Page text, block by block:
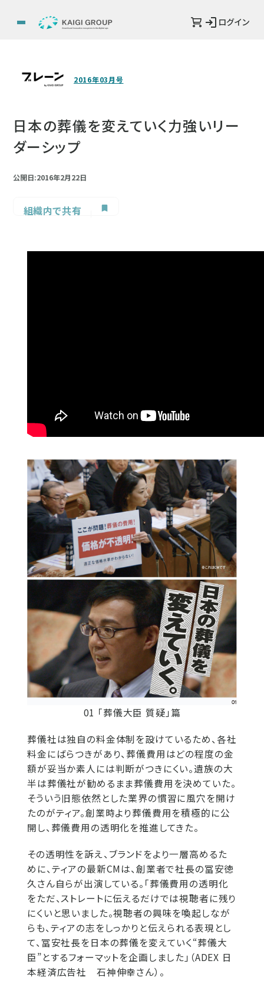
ログイン
2016年03月号
日本の葬儀を変えていく力強いリー
ダーシップ
公開日:2016年2月22日
組織内で共有
01 「葬儀大臣 質疑」篇
葬儀社は独自の料金体制を設けているため、各社
料金にばらつきがあり、葬儀費用はどの程度の金
額が妥当か素人には判断がつきにくい。遺族の大
半は葬儀社が勧めるまま葬儀費用を決めていた。
そういう旧態依然とした業界の慣習に風穴を開け
たのがティア。創業時より葬儀費用を積極的に公
開し、葬儀費用の透明化を推進してきた。
その透明性を訴え、ブランドをより一層高めるた
めに、ティアの最新CMは、創業者で社長の冨安徳
久さん自らが出演している。「葬儀費用の透明化
をただ、ストレートに伝えるだけでは視聴者に残り
にくいと思いました。視聴者の興味を喚起しなが
らも、ティアの志をしっかりと伝えられる表現とし
て、冨安社長を日本の葬儀を変えていく“葬儀大
臣”とするフォーマットを企画しました」（ADEX 日
本経済広告社 石神伸幸さん）。